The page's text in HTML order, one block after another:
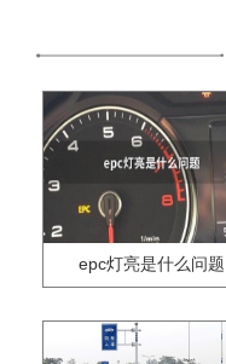
epc灯亮是什么问题